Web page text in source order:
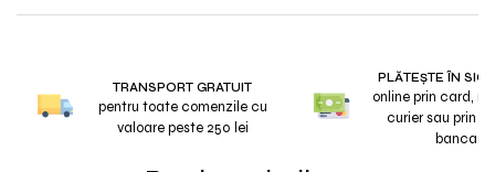
TRANSPORT GRATUIT
pentru toate comenzile cu
valoare peste 250 lei
PLĂTEȘTE ÎN
online prin card,
curier sau prin
bancar